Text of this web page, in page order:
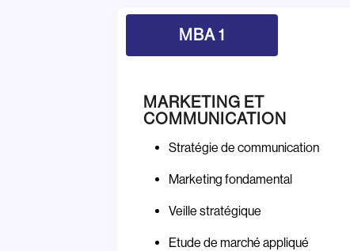
MBA 1
MARKETING ET
COMMUNICATION
Stratégie de communication
Marketing fondamental
Veille stratégique
Etude de marché appliqué